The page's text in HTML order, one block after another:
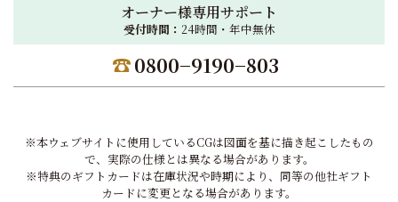
オーナー様専用サポート
受付時間： 24時間・年中無休
0800−9190−803
※本ウェブサイトに使用しているCGは図面を基に描き起こしたもの
で、実際の仕様とは異なる場合があります。
※特典のギフトカードは在庫状況や時期により、同等の他社ギフト
カードに変更となる場合があります。